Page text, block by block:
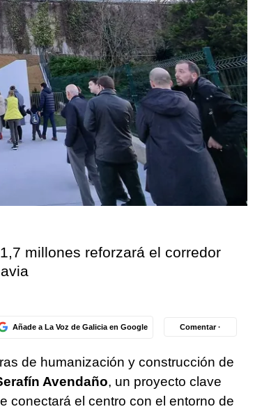
millones reforzará el corredor
Añade a La Voz de Galicia en Google Comentar ·
de humanización y construcción de
Avendaño, un proyecto clave
conectará el centro con el entorno de